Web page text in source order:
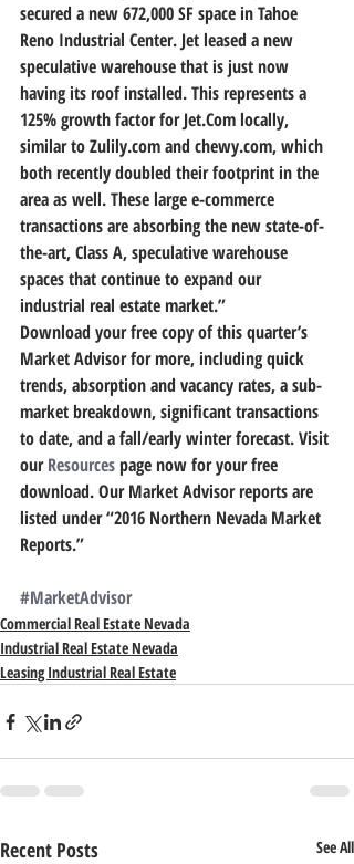
secured a new 672,000 SF space in Tahoe
Reno Industrial Center. Jet leased a new
speculative warehouse that is just now
having its roof installed. This represents a
125% growth factor for Jet.Com locally,
similar to Zulily.com and chewy.com, which
both recently doubled their footprint in the
area as well. These large e-commerce
transactions are absorbing the new state-of-
the-art, Class A, speculative warehouse
spaces that continue to expand our
industrial real estate market.”
Download your free copy of this quarter’s
Market Advisor for more, including quick
trends, absorption and vacancy rates, a sub-
market breakdown, significant transactions
to date, and a fall/early winter forecast. Visit
our Resources page now for your free
download. Our Market Advisor reports are
listed under “2016 Northern Nevada Market
Reports.”
#MarketAdvisor
Commercial Real Estate Nevada
Industrial Real Estate Nevada
Leasing Industrial Real Estate
Recent Posts See All